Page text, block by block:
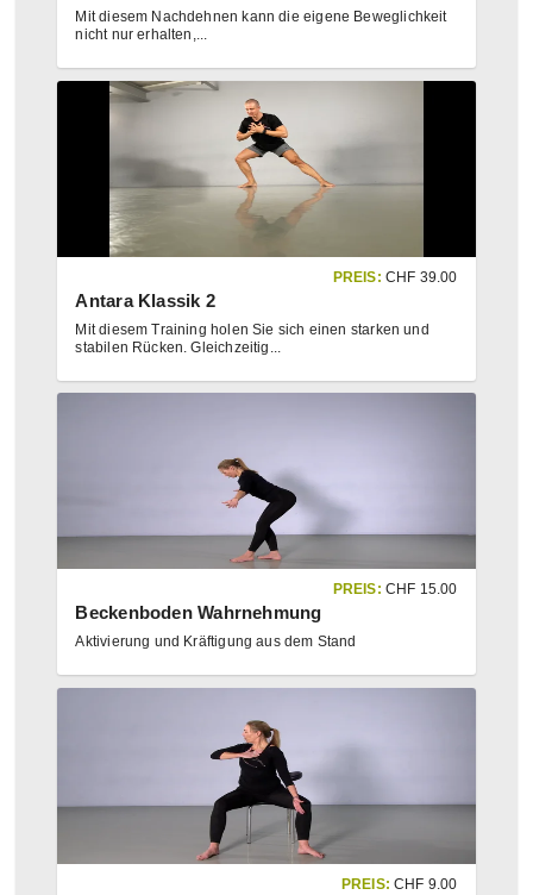
Mit diesem Nachdehnen kann die eigene Beweglichkeit
nicht nur erhalten,...
PREIS: CHF 39.00
Antara Klassik 2
Mit diesem Training holen Sie sich einen starken und
stabilen Rücken. Gleichzeitig
PREIS: CHF 15.00
Beckenboden Wahrnehmung
Aktivierung und Kräftigung aus dem Stand
PREIS: CHF 9.00